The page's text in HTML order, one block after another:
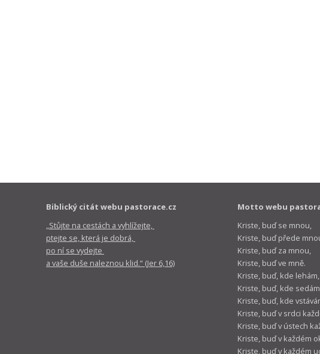
Biblický citát webu pastorace.cz
„Stůjte na cestách a vyhlížejte,
ptejte se, která je dobrá,
po ní se vydejte
a vaše duše naleznou klid.“ (Jer 6,16)
Motto webu
Kriste, buď se mnou,
Kriste, buď přede
Kriste, buď za mnou,
Kriste, buď ve mně.
Kriste, buď, kde lehám,
Kriste, buď, kde
Kriste, buď, kde
Kriste, buď v srdci
Kriste, buď v ústech
Kriste, buď v každém
Kriste, buď v každém